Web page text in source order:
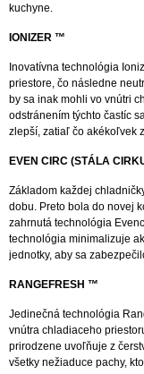
kuchyne.
IONIZER ™
Inovatívna technológia
priestore, čo následne
by sa inak mohli vo vnútri
odstránením týchto častíc
zlepší, zatiaľ čo akékoľvek
EVEN CIRC (STÁLA
Základom každej
dobu. Preto bola do novej
zahrnutá technológia
technológia minimalizuje
jednotky, aby sa
RANGEFRESH ™
Jedinečná technológia
vnútra chladiaceho
prirodzene uvoľňuje z
všetky nežiaduce pachy,